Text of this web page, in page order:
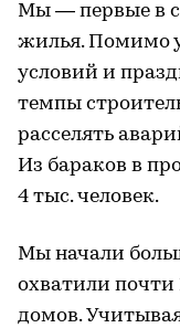
Мы — первые в
жилья. Помимо
условий и
темпы
расселять
Из бараков в
4 тыс. человек.
Мы начали
охватили
домов.